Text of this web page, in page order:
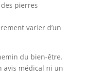
pierres
varier d’un
du bien-être.
avis médical ni un